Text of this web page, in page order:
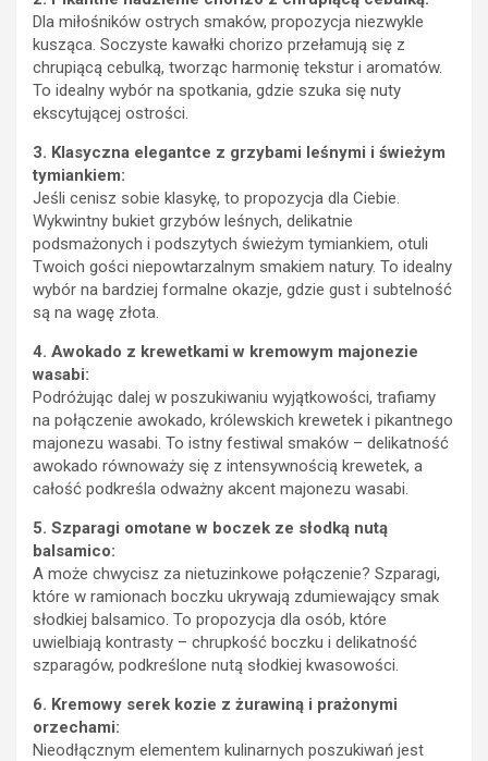
Dla miłośników ostrych smaków, propozycja niezwykle
kusząca. Soczyste kawałki chorizo przełamują się z
chrupiącą cebulką, tworząc harmonię tekstur i aromatów.
To idealny wybór na spotkania, gdzie szuka się nuty
ekscytującej ostrości.
3. Klasyczna elegantce z grzybami leśnymi i świeżym
tymiankiem:
Jeśli cenisz sobie klasykę, to propozycja dla Ciebie.
Wykwintny bukiet grzybów leśnych, delikatnie
podsmażonych i podszytych świeżym tymiankiem, otuli
Twoich gości niepowtarzalnym smakiem natury. To idealny
wybór na bardziej formalne okazje, gdzie gust i subtelność
są na wagę złota.
4. Awokado z krewetkami w kremowym majonezie
wasabi:
Podróżując dalej w poszukiwaniu wyjątkowości, trafiamy
na połączenie awokado, królewskich krewetek i pikantnego
majonezu wasabi. To istny festiwal smaków – delikatność
awokado równoważy się z intensywnością krewetek, a
całość podkreśla odważny akcent majonezu wasabi.
5. Szparagi omotane w boczek ze słodką nutą
balsamico:
A może chwycisz za nietuzinkowe połączenie? Szparagi,
które w ramionach boczku ukrywają zdumiewający smak
słodkiej balsamico. To propozycja dla osób, które
uwielbiają kontrasty – chrupkość boczku i delikatność
szparagów, podkreślone nutą słodkiej kwasowości.
6. Kremowy serek kozie z żurawiną i prażonymi
orzechami:
Nieodłącznym elementem kulinarnych poszukiwań jest